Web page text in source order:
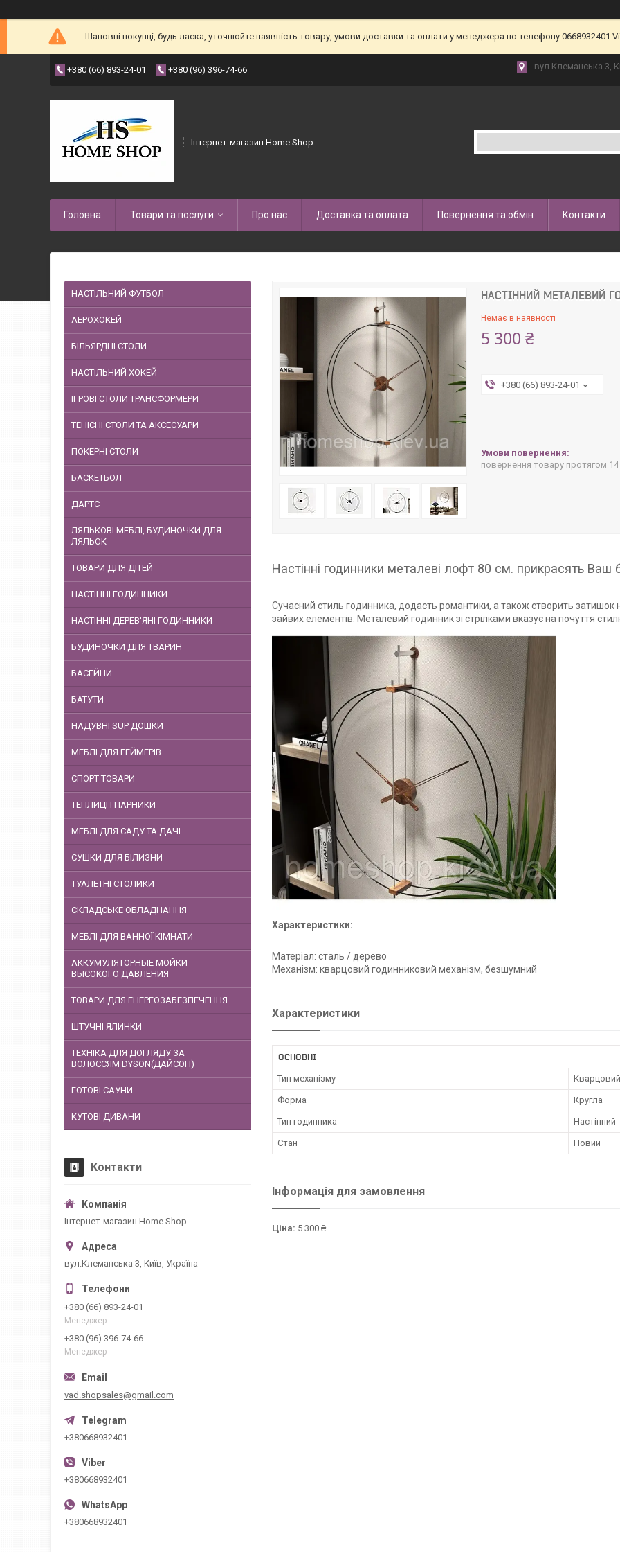
Шановні покупці, будь ласка, уточнюйте наявність товару, умови доставки та оплати у менеджера по телефону 0668932401
+380 (66) 893-24-01 +380 (96) 396-74-66 вул.Клеманська 3,
Інтернет-магазин Home Shop
Головна Товари та послуги Про нас Доставка та оплата Повернення та обмін Контакти
НАСТІННИЙ МЕТАЛЕВИЙ
Немає в наявності
5 300 ₴
+380 (66) 893-24-01
повернення товару протягом
Настінні годинники металеві лофт 80 см. прикрасять Ваш
Сучасний стиль годинника, додасть романтики, а також створить затишок
зайвих елементів. Металевий годинник зі стрілками вказує на почуття
Характеристики:
Матеріал: сталь / дерево
Механізм: кварцовий годинниковий механізм, безшумний
Характеристики
ОСНОВНІ
Тип механізму Кварцовий
Форма Кругла
Тип годинника Настінний
Стан Новий
Інформація для замовлення
Ціна: 5 300 ₴
НАСТІЛЬНИЙ ФУТБОЛ
АЕРОХОКЕЙ
БІЛЬЯРДНІ СТОЛИ
НАСТІЛЬНИЙ ХОКЕЙ
ІГРОВІ СТОЛИ ТРАНСФОРМЕРИ
ТЕНІСНІ СТОЛИ ТА АКСЕСУАРИ
ПОКЕРНІ СТОЛИ
БАСКЕТБОЛ
ДАРТС
ЛЯЛЬКОВІ МЕБЛІ, БУДИНОЧКИ ДЛЯ
ЛЯЛЬОК
ТОВАРИ ДЛЯ ДІТЕЙ
НАСТІННІ ГОДИННИКИ
НАСТІННІ ДЕРЕВ'ЯНІ ГОДИННИКИ
БУДИНОЧКИ ДЛЯ ТВАРИН
БАСЕЙНИ
БАТУТИ
НАДУВНІ SUP ДОШКИ
МЕБЛІ ДЛЯ ГЕЙМЕРІВ
СПОРТ ТОВАРИ
ТЕПЛИЦІ І ПАРНИКИ
МЕБЛІ ДЛЯ САДУ ТА ДАЧІ
СУШКИ ДЛЯ БІЛИЗНИ
ТУАЛЕТНІ СТОЛИКИ
СКЛАДСЬКЕ ОБЛАДНАННЯ
МЕБЛІ ДЛЯ ВАННОЇ КІМНАТИ
АККУМУЛЯТОРНЫЕ МОЙКИ
ВЫСОКОГО ДАВЛЕНИЯ
ТОВАРИ ДЛЯ ЕНЕРГОЗАБЕЗПЕЧЕННЯ
ШТУЧНІ ЯЛИНКИ
ТЕХНІКА ДЛЯ ДОГЛЯДУ ЗА
ВОЛОССЯМ DYSON(ДАЙСОН)
ГОТОВІ САУНИ
КУТОВІ ДИВАНИ
Контакти
Інтернет-магазин Home Shop
вул.Клеманська 3, Київ, Україна
+380 (66) 893-24-01
Менеджер
+380 (96) 396-74-66
Менеджер
vad.shopsales@gmail.com
+380668932401
+380668932401
+380668932401